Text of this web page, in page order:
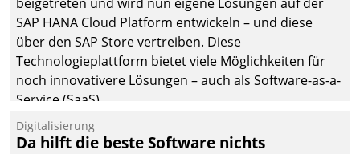
die Bereitschaft, sich zu überprüfen, zu hinterfragen
und zu verändern.
SAP HANA Cloud Platform entwickeln – und diese
über den SAP Store vertreiben. Diese
Technologieplattform bietet viele Möglichkeiten für
noch innovativere Lösungen – auch als Software-as-a-
Service (SaaS).
Digitalisierung
Da hilft die beste Software nichts